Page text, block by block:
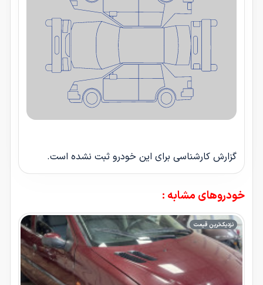
گزارش کارشناسی برای این خودرو ثبت نشده است.
خودروهای مشابه :
نزدیک‌ترین قیمت